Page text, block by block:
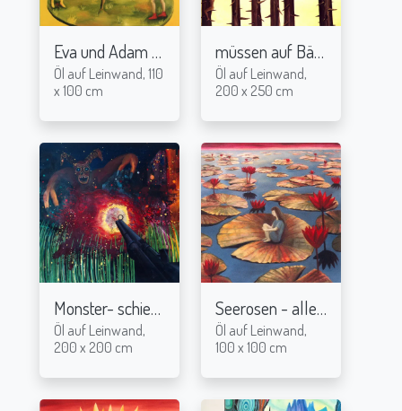
Eva und Adam
2004
Öl auf Leinwand, 110
x 100 cm
müssen auf Bäume
Öl auf Leinwand,
200 x 250 cm
Monster- schieß!
Öl auf Leinwand,
200 x 200 cm
Seerosen - alleine
Öl auf Leinwand,
100 x 100 cm